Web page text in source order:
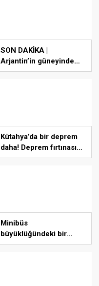
etmiyorlar
SON DAKİKA |
Arjantin’in güneyinde
7.4 ve 7.1
Kütahya’da bir deprem
daha! Deprem fırtınası
mı? Naci Görür uyardı:
Minibüs
büyüklüğündeki bir
asteroit Dünya’yı